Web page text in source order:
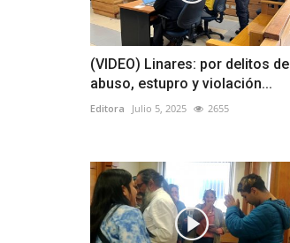
(VIDEO) Linares: por delitos de
abuso, estupro y violación...
Editora Julio 5, 2025 2655